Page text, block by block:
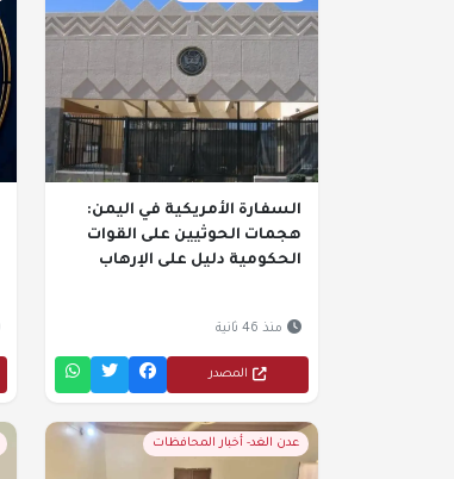
السفارة الأمريكية في اليمن:
هجمات الحوثيين على القوات
الحكومية دليل على الإرهاب
منذ 46 ثانية
المصدر
عدن الغد- أخبار المحافظات